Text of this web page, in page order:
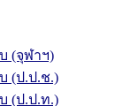
(จุฬาฯ)
(ป.ป.ช.)
(ป.ป.ท.)